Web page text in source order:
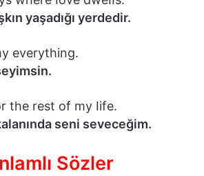
yaşadığı yerdedir.
everything.
the rest of my Iife.
seni seveceğim.
Sözler